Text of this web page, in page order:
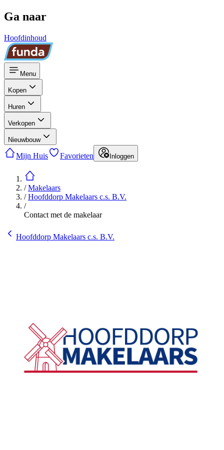
Ga naar
Hoofdinhoud
Menu
Kopen
Huren
Verkopen
Nieuwbouw
Mijn Huis Favorieten Inloggen
/Makelaars
/Hoofddorp Makelaars c.s. B.V.
/
Contact met de makelaar
Hoofddorp Makelaars c.s. B.V.